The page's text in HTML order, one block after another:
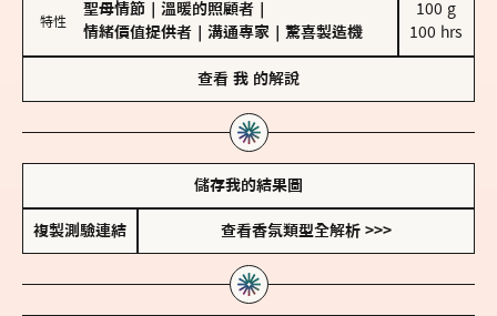
特性
聖母情節 溫暖的照顧者
情緒價值提供者
溝通專家 驚喜製造機
100 g
100 hrs
查看 我 的解說
儲存我的結果圖
複製測驗連結 查看香氛類型全解析 >>>